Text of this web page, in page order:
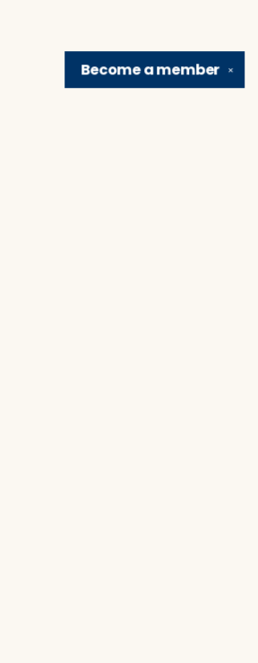
✕
Become amember